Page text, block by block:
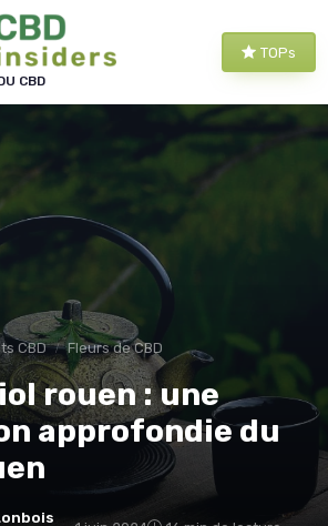
CBD
TOPs
CBD Fleurs de CBD
rouen : une
approfondie du
cookies